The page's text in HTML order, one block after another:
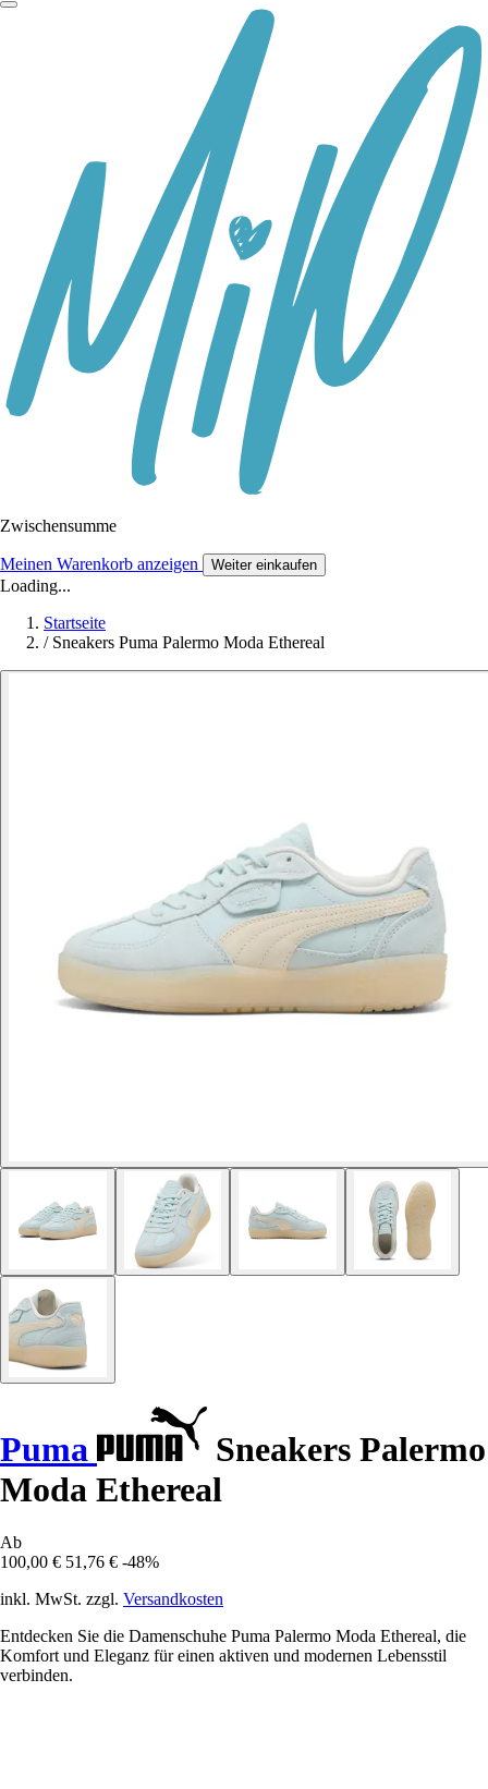
Zwischensumme
Meinen Warenkorb anzeigen Weiter einkaufen
Loading...
Startseite
/ Sneakers Puma Palermo Moda Ethereal
Puma
Sneakers Palermo
Moda Ethereal
Ab
100,00 € 51,76 € -48%
inkl. MwSt. zzgl. Versandkosten
Entdecken Sie die Damenschuhe Puma Palermo Moda Ethereal, die
Komfort und Eleganz für einen aktiven und modernen Lebensstil
verbinden.